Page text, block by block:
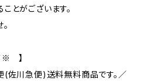
とがございます。
※ 】
(佐川急便)送料無料商品です。／